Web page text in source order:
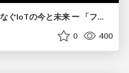
基調講演：人とAIをつなぐIoTの今と未来 ー 「フィジカル」と「デジタル」が出会うその先へ【SORACOM Discovery 2026】
0 400